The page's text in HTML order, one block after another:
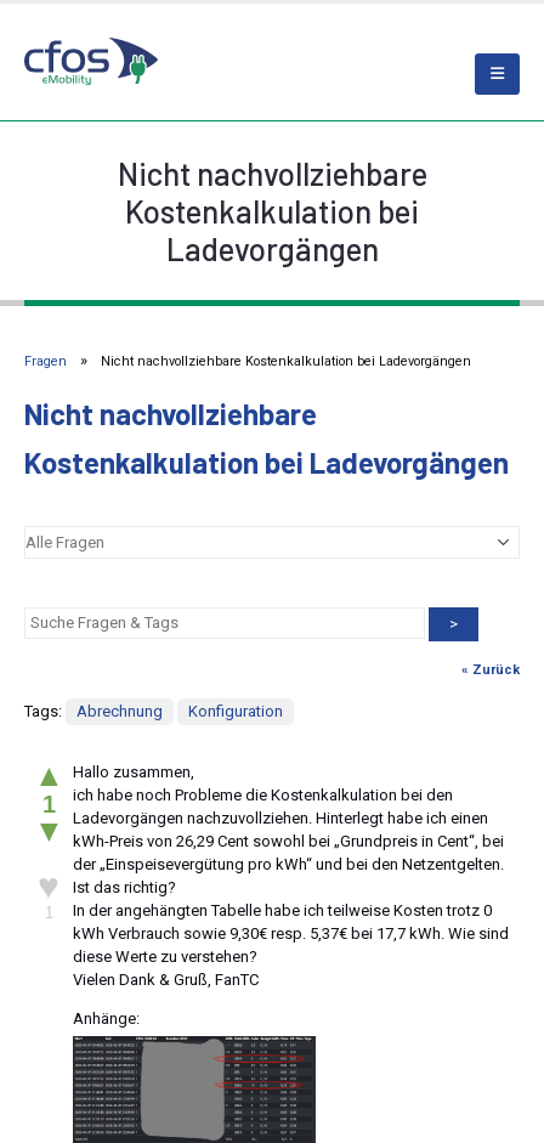
Nicht nachvollziehbare
Kostenkalkulation bei
Ladevorgängen
Fragen Nicht nachvollziehbare Kostenkalkulation bei Ladevorgängen
Nicht nachvollziehbare
Kostenkalkulation bei Ladevorgängen
>
« Zurück
Tags: Abrechnung Konfiguration
▲
1
▼
♥
1
Hallo zusammen,
ich habe noch Probleme die Kostenkalkulation bei den
Ladevorgängen nachzuvollziehen. Hinterlegt habe ich einen
kWh-Preis von 26,29 Cent sowohl bei „Grundpreis in Cent“, bei
der „Einspeisevergütung pro kWh“ und bei den Netzentgelten.
Ist das richtig?
In der angehängten Tabelle habe ich teilweise Kosten trotz 0
kWh Verbrauch sowie 9,30€ resp. 5,37€ bei 17,7 kWh. Wie sind
diese Werte zu verstehen?
Vielen Dank & Gruß, FanTC
Anhänge: